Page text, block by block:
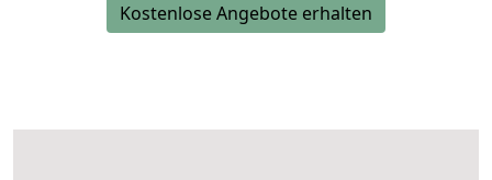
Kostenlose Angebote erhalten